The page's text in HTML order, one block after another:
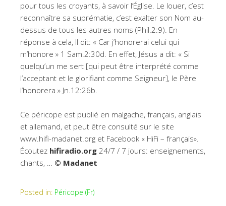
pour tous les croyants, à savoir l’Église. Le louer, c’est
reconnaître sa suprématie, c’est exalter son Nom au-
dessus de tous les autres noms (Phil.2:9). En
réponse à cela, Il dit: « Car j’honorerai celui qui
m’honore » 1 Sam.2:30d. En effet, Jésus a dit: « Si
quelqu’un me sert [qui peut être interprété comme
l’acceptant et le glorifiant comme Seigneur], le Père
l’honorera » Jn.12:26b.
Ce péricope est publié en malgache, français, anglais
et allemand, et peut être consulté sur le site
www.hifi-madanet.org et Facebook « HiFi – français».
Écoutez hifiradio.org 24/7 / 7 jours: enseignements,
chants, … © Madanet
Posted in: Péricope (Fr)